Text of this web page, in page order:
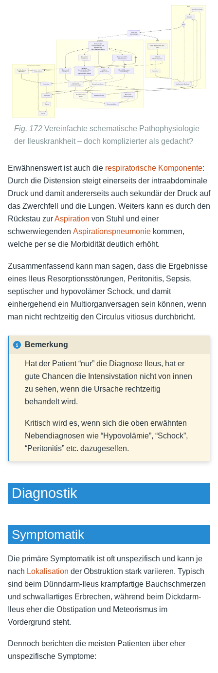
Fig. 172 Vereinfachte schematische Pathophysiologie
der Ileuskrankheit – doch komplizierter als gedacht?
Erwähnenswert ist auch die respiratorische Komponente:
Durch die Distension steigt einerseits der intraabdominale
Druck und damit andererseits auch sekundär der Druck auf
das Zwerchfell und die Lungen. Weiters kann es durch den
Rückstau zurAspiration von Stuhl und einer
schwerwiegenden Aspirationspneumonie kommen,
welche per se die Morbidität deutlich erhöht.
Zusammenfassend kann man sagen, dass die Ergebnisse
eines Ileus Resorptionsstörungen, Peritonitis, Sepsis,
septischer und hypovolämer Schock, und damit
einhergehend ein Multiorganversagen sein können, wenn
man nicht rechtzeitig den Circulus vitiosus durchbricht.
Bemerkung
Hat der Patient “nur” die Diagnose Ileus, hat er
gute Chancen die Intensivstation nicht von innen
zu sehen, wenn die Ursache rechtzeitig
behandelt wird.
Kritisch wird es, wenn sich die oben erwähnten
Nebendiagnosen wie “Hypovolämie”, “Schock”,
“Peritonitis” etc. dazugesellen.
Diagnostik
Symptomatik
Die primäre Symptomatik ist oft unspezifisch und kann je
nach Lokalisation der Obstruktion stark variieren. Typisch
sind beim Dünndarm-Ileus krampfartige Bauchschmerzen
und schwallartiges Erbrechen, während beim Dickdarm-
Ileus eher die Obstipation und Meteorismus im
Vordergrund steht.
Dennoch berichten die meisten Patienten über eher
unspezifische Symptome: